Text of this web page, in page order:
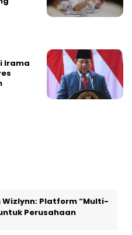
Irama
Wizlynn: Platform “Multi-
Perusahaan